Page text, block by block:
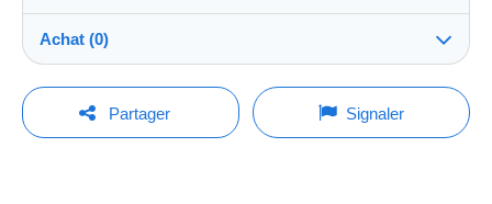
Remise en main propre :
Oui
Envoi après paiement
Frais :
jarino100%(17293x)
Boutique
Pour poser une question, vous devez ouvrir
une session.
Achat (0)
Dernière actualisation : 02:38:25
Partager Signaler